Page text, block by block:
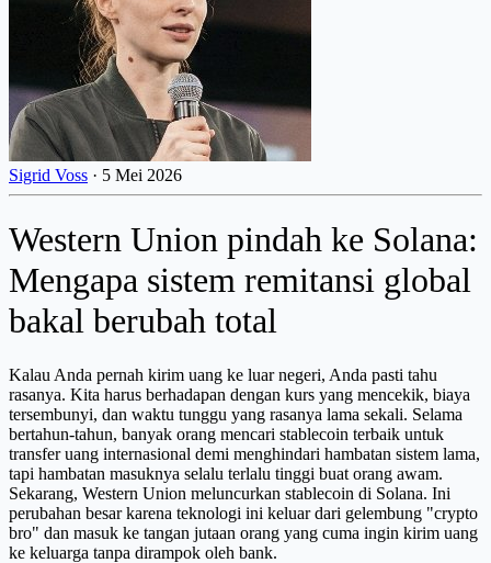
Sigrid Voss · 5 Mei 2026
Western Union pindah ke Solana:
Mengapa sistem remitansi global
bakal berubah total
Kalau Anda pernah kirim uang ke luar negeri, Anda pasti tahu
rasanya. Kita harus berhadapan dengan kurs yang mencekik, biaya
tersembunyi, dan waktu tunggu yang rasanya lama sekali. Selama
bertahun-tahun, banyak orang mencari stablecoin terbaik untuk
transfer uang internasional demi menghindari hambatan sistem lama,
tapi hambatan masuknya selalu terlalu tinggi buat orang awam.
Sekarang, Western Union meluncurkan stablecoin di Solana. Ini
perubahan besar karena teknologi ini keluar dari gelembung "crypto
bro" dan masuk ke tangan jutaan orang yang cuma ingin kirim uang
ke keluarga tanpa dirampok oleh bank.